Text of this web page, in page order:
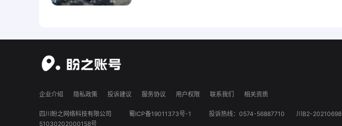
企业介绍 隐私政策 投诉建议 服务协议 用户权限 联系我们 相关资质
四川盼之网络科技有限公司 蜀ICP备19011373号-1 投诉热线：0574-56887710 川B2-20210698
51030202000158号